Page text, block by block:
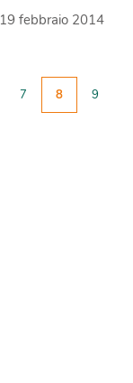
19 febbraio 2014
7 8 9